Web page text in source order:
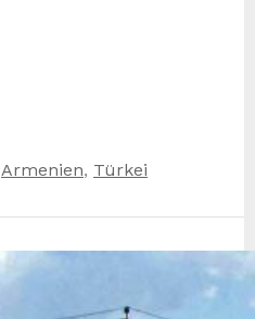
Schlagwörter
Armenien, Türkei